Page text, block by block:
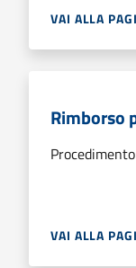
VAI ALLA
Rimborso
VAI ALLA